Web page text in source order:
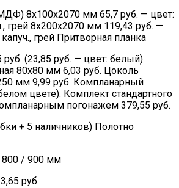
8х100х2070 мм 65,7 руб. — цвет:
грей 8х200х2070 мм 119,43 руб. —
грей Притворная планка
(23,85 руб. — цвет: белый)
80х80 мм 6,03 руб. Цоколь
мм 9,99 руб. Компланарный
цвете): Комплект стандартного
погонажем 379,55 руб.
+ 5 наличников) Полотно
800 / 900 мм
руб.